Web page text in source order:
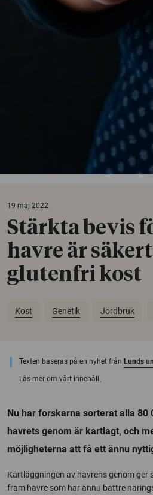
19 maj 2022
Stärkta bevis
havre är
glutenfri kost
Kost Genetik Jordbruk
Texten baseras på en nyhet från Lunds
Läs mer om vårt innehåll.
Nu har forskarna sorterat alla 80
havrets genom är kartlagt, och
möjligheterna att få ett ännu
Kartläggningen av havrens genom
fram havre som har ännu bättre